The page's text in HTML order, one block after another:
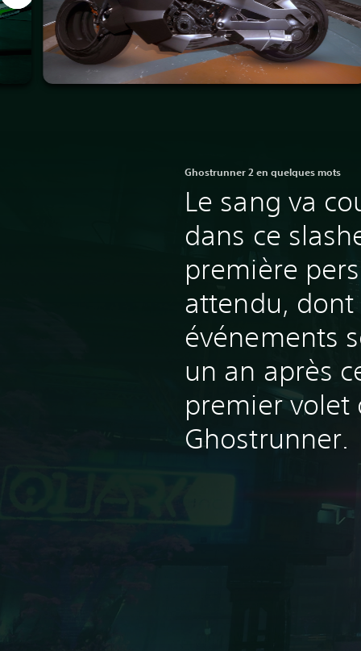
Ghostrunner 2 en quelques mots
Le sang va
dans ce
première
attendu, dont
événements
un an après
premier volet
Ghostrunner.